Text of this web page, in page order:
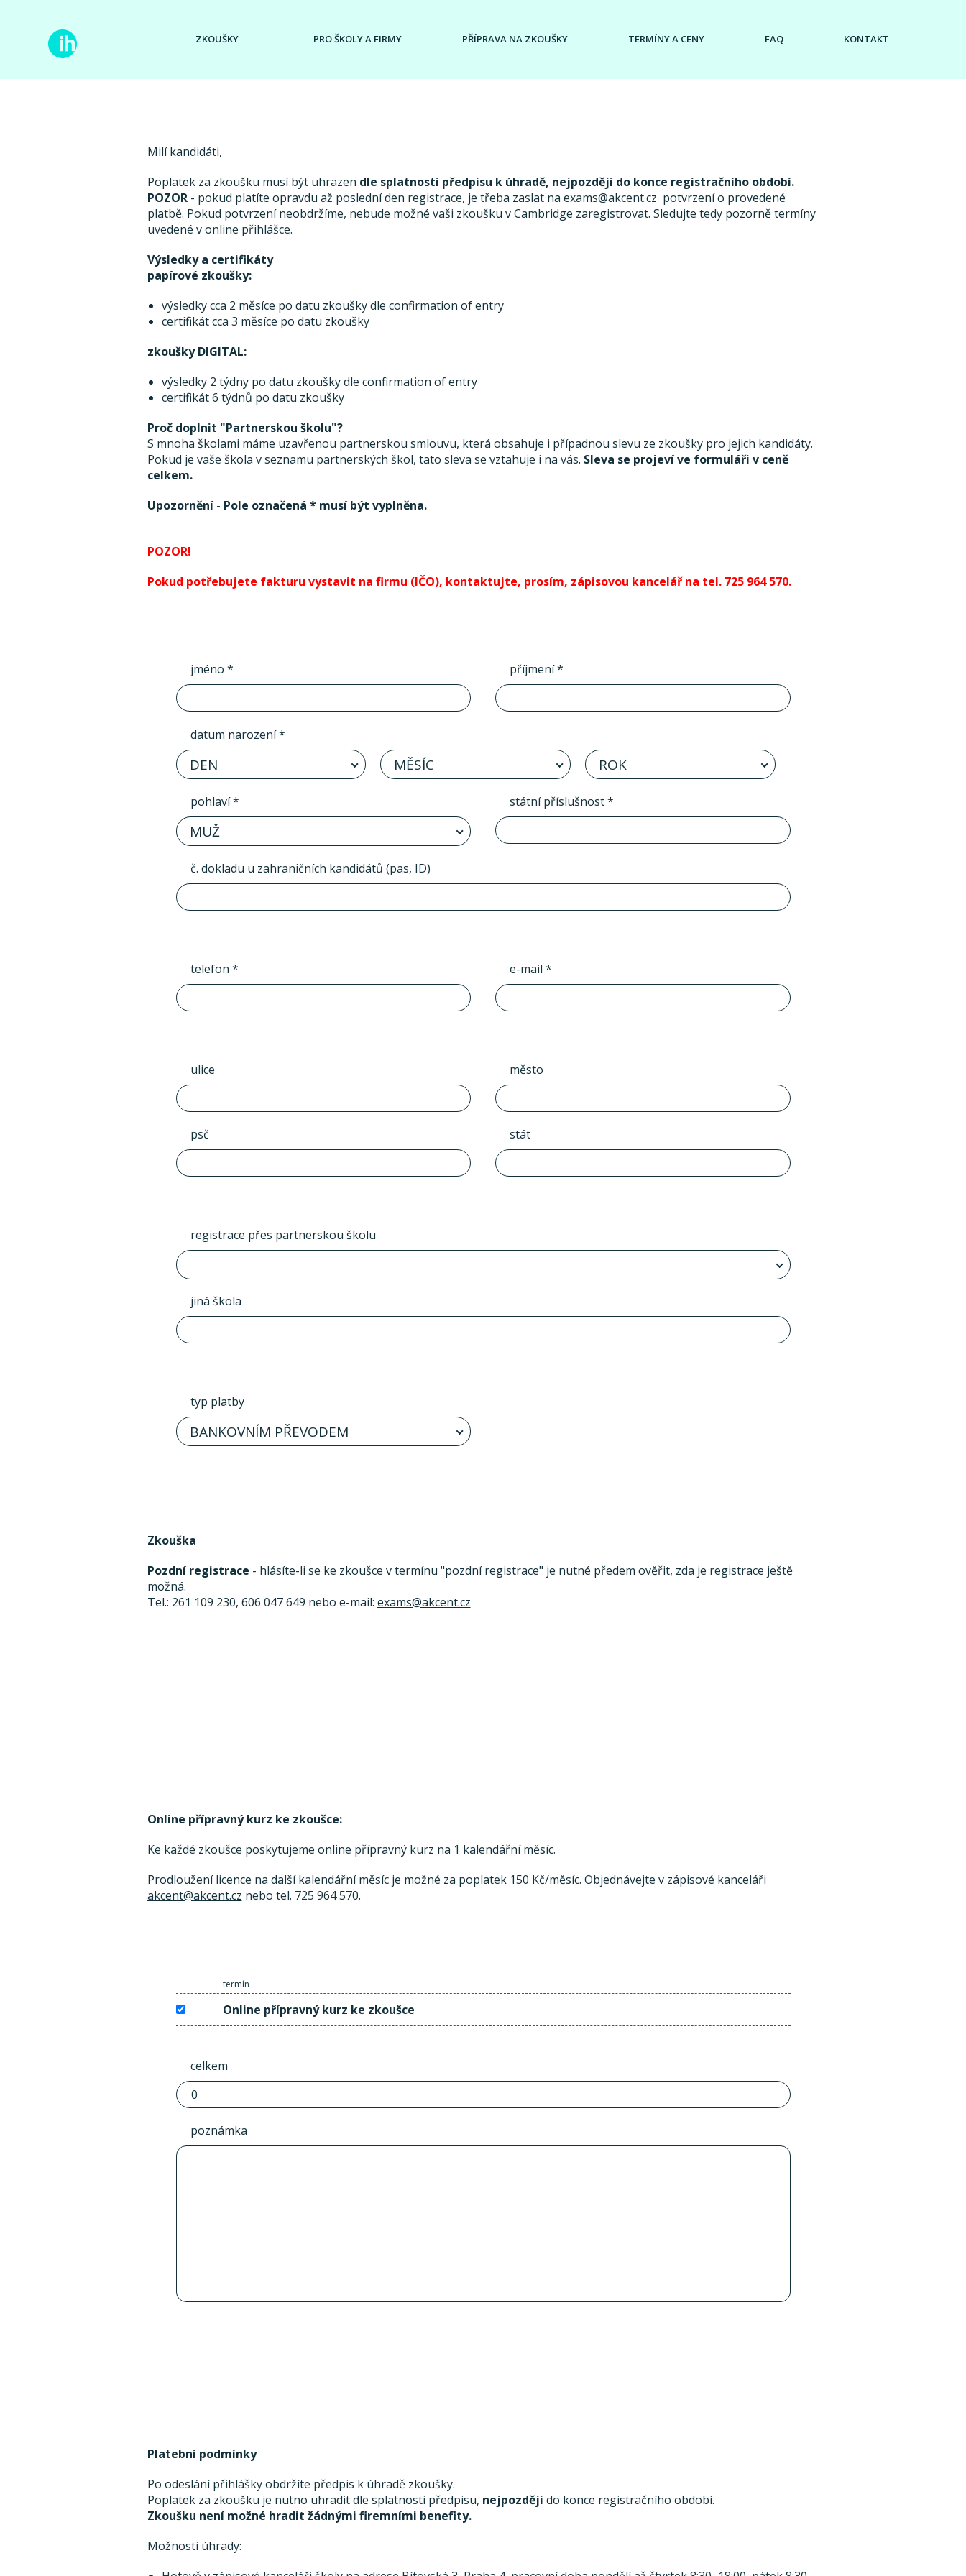
ZKOUŠKY PRO ŠKOLY A FIRMY PŘÍPRAVA NA ZKOUŠKY TERMÍNY A CENY FAQ KONTAKT
Milí kandidáti,
Poplatek za zkoušku musí být uhrazen dle splatnosti předpisu k úhradě, nejpozději do konce registračního období.
POZOR- pokud platíte opravdu až poslední den registrace, je třeba zaslat na exams@akcent.cz potvrzení o provedené
platbě. Pokud potvrzení neobdržíme, nebude možné vaši zkoušku v Cambridge zaregistrovat. Sledujte tedy pozorně termíny
uvedené v online přihlášce.
Výsledky a certifikáty
papírové zkoušky:
výsledky cca 2 měsíce po datu zkoušky dle confirmation of entry
certifikát cca 3 měsíce po datu zkoušky
zkoušky DIGITAL:
výsledky 2 týdny po datu zkoušky dle confirmation of entry
certifikát 6 týdnů po datu zkoušky
Proč doplnit "Partnerskou školu"?
S mnoha školami máme uzavřenou partnerskou smlouvu, která obsahuje i případnou slevu ze zkoušky pro jejich kandidáty.
Pokud je vaše škola v seznamu partnerských škol, tato sleva se vztahuje i na vás. Sleva se projeví ve formuláři v ceně
celkem.
Upozornění - Pole označená * musí být vyplněna.
POZOR!
Pokud potřebujete fakturu vystavit na firmu (IČO), kontaktujte, prosím, zápisovou kancelář na tel. 725 964 570.
jméno * příjmení *
datum narození *
DEN MĚSÍC ROK
pohlaví *
MUŽ
státní příslušnost *
č. dokladu u zahraničních kandidátů (pas, ID)
telefon * e-mail *
ulice město
psč stát
registrace přes partnerskou školu
jiná škola
typ platby
BANKOVNÍM PŘEVODEM
Zkouška
Pozdní registrace - hlásíte-li se ke zkoušce v termínu "pozdní registrace" je nutné předem ověřit, zda je registrace ještě
možná.
Tel.: 261 109 230, 606 047 649 nebo e-mail: exams@akcent.cz
Online přípravný kurz ke zkoušce:
Ke každé zkoušce poskytujeme online přípravný kurz na 1 kalendářní měsíc.
Prodloužení licence na další kalendářní měsíc je možné za poplatek 150 Kč/měsíc. Objednávejte v zápisové kanceláři
akcent@akcent.cz nebo tel. 725 964 570.
termín
Online přípravný kurz ke zkoušce
celkem
poznámka
Platební podmínky
Po odeslání přihlášky obdržíte předpis k úhradě zkoušky.
Poplatek za zkoušku je nutno uhradit dle splatnosti předpisu, nejpozději do konce registračního období.
Zkoušku není možné hradit žádnými firemními benefity.
Možnosti úhrady: